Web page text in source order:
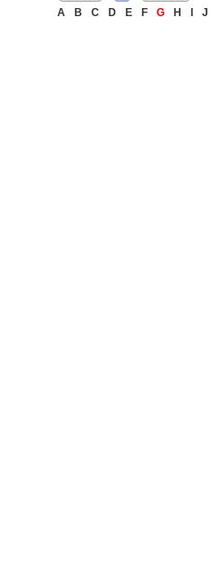
A
B C D E F G H J